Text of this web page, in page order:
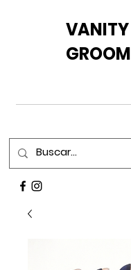
VANITY
GROOM